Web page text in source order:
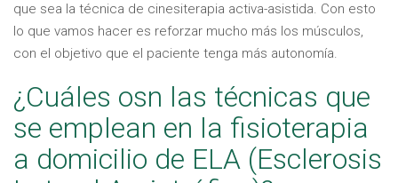
que sea la técnica de cinesiterapia activa-asistida. Con esto
lo que vamos hacer es reforzar mucho más los músculos,
con el objetivo que el paciente tenga más autonomía.
¿Cuáles osn las técnicas que
se emplean en la fisioterapia
a domicilio de ELA (Esclerosis